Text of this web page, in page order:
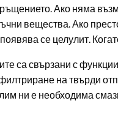
Ако няма
вещества. Ако
се целулит.
са свързани с
на твърди
ни е необходима